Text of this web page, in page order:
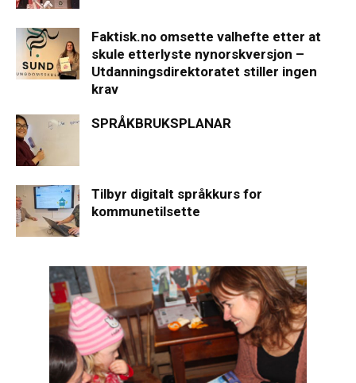
Faktisk.no omsette valhefte etter at
skule etterlyste nynorskversjon –
Utdanningsdirektoratet stiller ingen
krav
SPRÅKBRUKSPLANAR
Tilbyr digitalt språkkurs for
kommunetilsette